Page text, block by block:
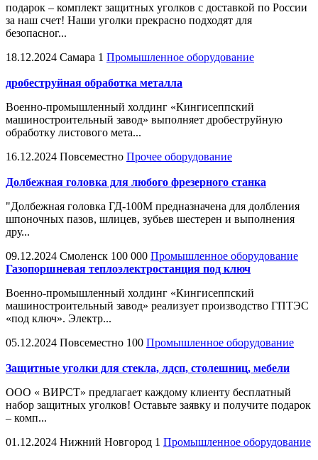
подарок – комплект защитных уголков с доставкой по России
за наш счет! Наши уголки прекрасно подходят для
безопасног...
18.12.2024 Самара 1 Промышленное оборудование
дробеструйная обработка металла
Военно-промышленный холдинг «Кингисеппский
машиностроительный завод» выполняет дробеструйную
обработку листового мета...
16.12.2024 Повсеместно Прочее оборудование
Долбежная головка для любого фрезерного станка
"Долбежная головка ГД-100М предназначена для долбления
шпоночных пазов, шлицев, зубьев шестерен и выполнения
дру...
09.12.2024 Смоленск 100 000 Промышленное оборудование
Газопоршневая теплоэлектростанция под ключ
Военно-промышленный холдинг «Кингисеппский
машиностроительный завод» реализует производство ГПТЭС
«под ключ». Электр...
05.12.2024 Повсеместно 100 Промышленное оборудование
Защитные уголки для стекла, лдсп, столешниц, мебели
ООО « ВИРСТ» предлагает каждому клиенту бесплатный
набор защитных уголков! Остaвьте заявку и получите подарок
– комп...
01.12.2024 Нижний Новгород 1 Промышленное оборудование